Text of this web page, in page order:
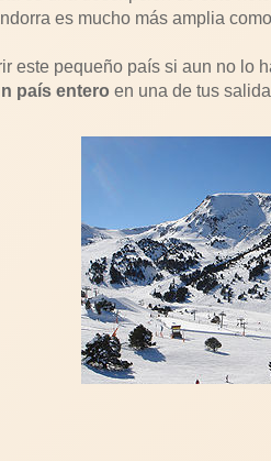
es mucho más amplia
este pequeño país si aun no lo
país entero en una de tus